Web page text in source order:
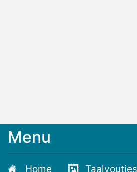
Menu
Home Taalvoutjes